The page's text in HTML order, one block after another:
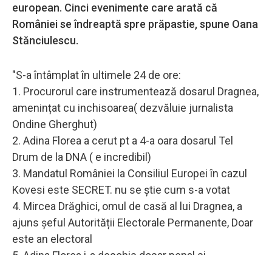
european. Cinci evenimente care arată că
României se îndreaptă spre prăpastie, spune Oana
Stănciulescu.
"S-a întâmplat în ultimele 24 de ore:
1. Procurorul care instrumentează dosarul Dragnea,
amenințat cu inchisoarea( dezvăluie jurnalista
Ondine Gherghut)
2. Adina Florea a cerut pt a 4-a oara dosarul Tel
Drum de la DNA ( e incredibil)
3. Mandatul României la Consiliul Europei în cazul
Kovesi este SECRET. nu se știe cum s-a votat
4. Mircea Drăghici, omul de casă al lui Dragnea, a
ajuns șeful Autorității Electorale Permanente, Doar
este an electoral